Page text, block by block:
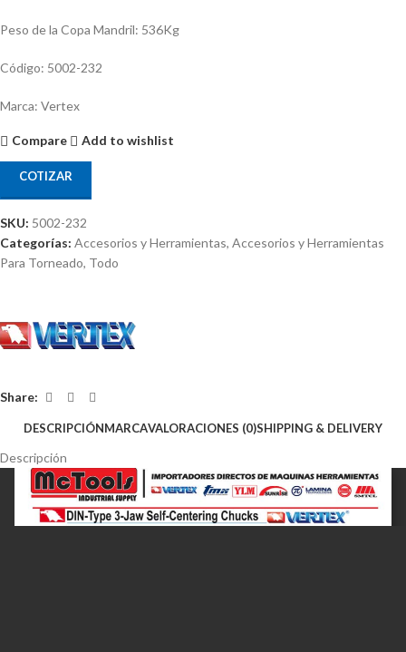
Peso de la Copa Mandril: 536Kg
Código: 5002-232
Marca: Vertex
Compare Add to wishlist
COTIZAR
SKU: 5002-232
Categorías: Accesorios y Herramientas, Accesorios y Herramientas
Para Torneado, Todo
Share:
DESCRIPCIÓNMARCAVALORACIONES (0)SHIPPING & DELIVERY
Descripción